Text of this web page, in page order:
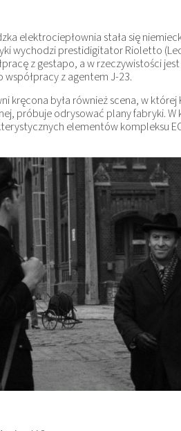
elektrociepłownia stała się
wychodzi prestidigitator Rioletto
z gestapo, a w rzeczywistości
z agentem J-23.
kręcona była również scena, w której
próbuje odrysować plany fabryki.
elementów kompleksu